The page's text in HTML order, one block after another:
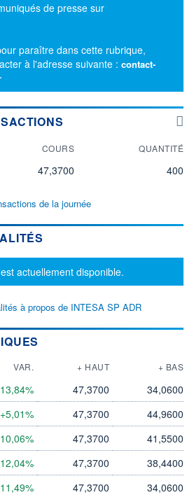
de presse sur
paraître dans cette rubrique,
à l'adresse suivante : contact-
COURS QUANTITÉ
47,3700 400
de la journée
actuellement disponible.
à propos de INTESA SP ADR
VAR. + HAUT + BAS
47,3700
34,0600
+5,01% 47,3700
44,9600
47,3700
41,5500
47,3700
38,4400
47,3700
34,0600